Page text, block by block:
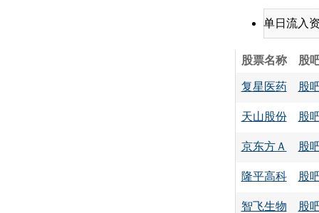
单日流入
股票名称 股
复星医药 股
天山股份 股
京东方Ａ 股
隆平高科 股
智飞生物 股